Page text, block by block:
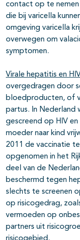
contact op te
die bij varicella
omgeving varicella
overwegen om
symptomen.
Virale hepatitis en HIV
overgedragen door
bloedproducten, of
partus. In Nederland
gescreend op HIV
moeder naar kind
2011 de vaccinatie
opgenomen in het
deel van de
beschermd tegen
slechts te screenen
op risicogedrag,
vermoeden op
partners uit